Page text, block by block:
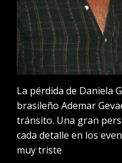
La pérdida de Daniela
brasileño Ademar
tránsito. Una gran
cada detalle en los
muy triste